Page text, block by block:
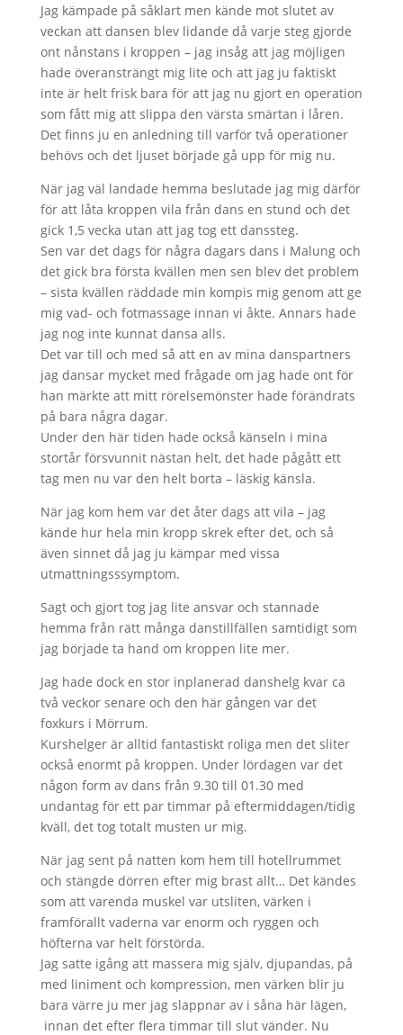
Jag kämpade på såklart men kände mot slutet av
veckan att dansen blev lidande då varje steg gjorde
ont nånstans i kroppen – jag insåg att jag möjligen
hade överansträngt mig lite och att jag ju faktiskt
inte är helt frisk bara för att jag nu gjort en operation
som fått mig att slippa den värsta smärtan i låren.
Det finns ju en anledning till varför två operationer
behövs och det ljuset började gå upp för mig nu.
När jag väl landade hemma beslutade jag mig därför
för att låta kroppen vila från dans en stund och det
gick 1,5 vecka utan att jag tog ett danssteg.
Sen var det dags för några dagars dans i Malung och
det gick bra första kvällen men sen blev det problem
– sista kvällen räddade min kompis mig genom att ge
mig vad- och fotmassage innan vi åkte. Annars hade
jag nog inte kunnat dansa alls.
Det var till och med så att en av mina danspartners
jag dansar mycket med frågade om jag hade ont för
han märkte att mitt rörelsemönster hade förändrats
på bara några dagar.
Under den här tiden hade också känseln i mina
stortår försvunnit nästan helt, det hade pågått ett
tag men nu var den helt borta – läskig känsla.
När jag kom hem var det åter dags att vila – jag
kände hur hela min kropp skrek efter det, och så
även sinnet då jag ju kämpar med vissa
utmattningsssymptom.
Sagt och gjort tog jag lite ansvar och stannade
hemma från rätt många danstillfällen samtidigt som
jag började ta hand om kroppen lite mer.
Jag hade dock en stor inplanerad danshelg kvar ca
två veckor senare och den här gången var det
foxkurs i Mörrum.
Kurshelger är alltid fantastiskt roliga men det sliter
också enormt på kroppen. Under lördagen var det
någon form av dans från 9.30 till 01.30 med
undantag för ett par timmar på eftermiddagen/tidig
kväll, det tog totalt musten ur mig.
När jag sent på natten kom hem till hotellrummet
och stängde dörren efter mig brast allt… Det kändes
som att varenda muskel var utsliten, värken i
framförallt vaderna var enorm och ryggen och
höfterna var helt förstörda.
Jag satte igång att massera mig själv, djupandas, på
med liniment och kompression, men värken blir ju
bara värre ju mer jag slappnar av i såna här lägen,
innan det efter flera timmar till slut vänder. Nu